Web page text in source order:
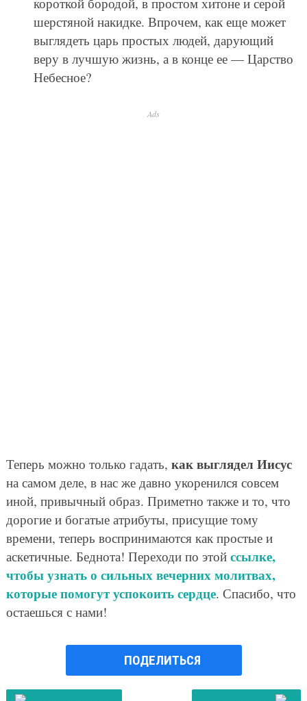
шерстяной накидке. Впрочем, как еще может
выглядеть царь простых людей, дарующий
веру в лучшую жизнь, а в конце ее — Царство
Небесное?
Ads
Теперь можно только гадать, как выглядел Иисус
на самом деле, в нас же давно укоренился совсем
иной, привычный образ. Приметно также и то, что
дорогие и богатые атрибуты, присущие тому
времени, теперь воспринимаются как простые и
аскетичные. Беднота! Переходи по этой ссылке,
чтобы узнать о сильных вечерних молитвах,
которые помогут успокоить сердце. Спасибо, что
остаешься с нами!
ПОДЕЛИТЬСЯ